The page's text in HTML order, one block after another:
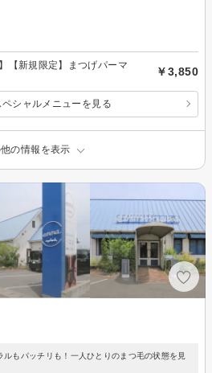
【新規限定】まつげパーマ
￥3,850
シャルメニューを見る
の情報を表示
もパッチリも！一人ひとりのまつ毛の状態を見